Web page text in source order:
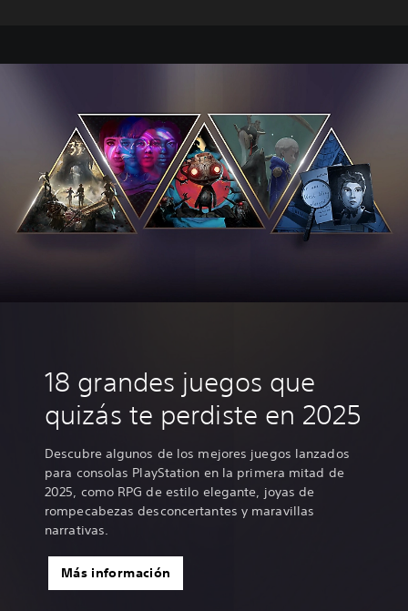
18 grandes juegos que
quizás te perdiste en 2025
Descubre algunos de los mejores juegos lanzados
para consolas PlayStation en la primera mitad de
2025, como RPG de estilo elegante, joyas de
rompecabezas desconcertantes y maravillas
narrativas.
Más información